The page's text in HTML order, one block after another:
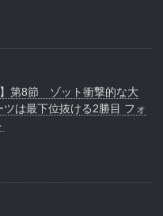
】第8節 ゾット衝撃的な大
ツは最下位抜ける2勝目 フォ